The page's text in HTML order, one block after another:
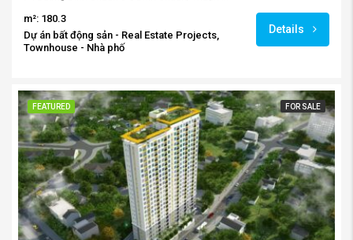
m²: 180.3
Dự án bất động sản - Real Estate Projects,
Townhouse - Nhà phố
Details
FEATURED FOR SALE